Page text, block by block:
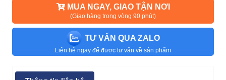
MUA NGAY, GIAO TẬN NƠI
(Giao hàng trong vòng 90 phút)
TƯ VẤN QUA ZALO
Liên hệ ngay để được tư vấn về sản phẩm